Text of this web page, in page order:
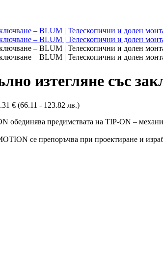
изтегляне със
€ (66.11 - 123.82 лв.)
предимствата на TIP-ON –
се препоръчва при проектиране и